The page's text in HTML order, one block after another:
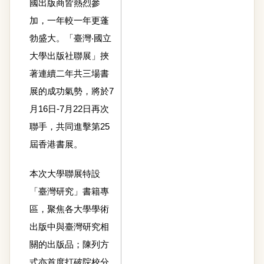
國出版商皆熱烈參
加，一年較一年更蓬
勃盛大。「臺灣‧國立
大學出版社聯展」挾
著連續二年共三場書
展的成功氣勢，將於7
月16日-7月22日再次
聯手，共同進擊第25
屆香港書展。
本次大學聯展特設
「臺灣研究」書籍專
區，聚焦各大學學術
出版中與臺灣研究相
關的出版品；陳列方